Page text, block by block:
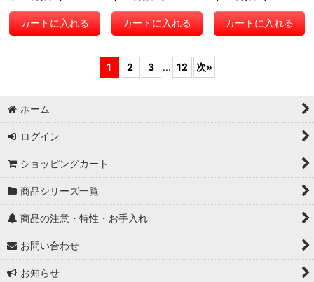
カートに入れる カートに入れる カートに入れる
1 2 3 ... 12 次»
ホーム
ログイン
ショッピングカート
商品シリーズ一覧
商品の注意・特性・お手入れ
お問い合わせ
お知らせ